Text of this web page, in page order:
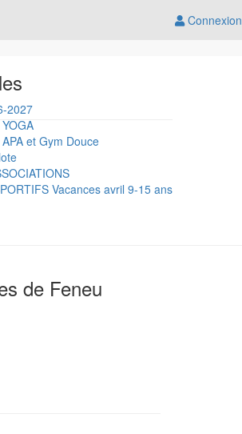
Connexion
2027
et Gym Douce
Vacances avril 9-15 ans
de Feneu